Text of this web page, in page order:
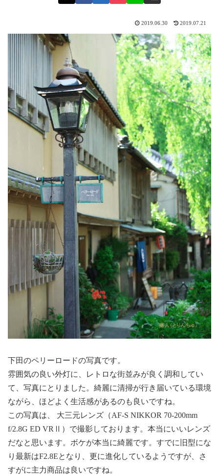
2019.06.30 2019.07.21
下田のペリーロードの写真です。
雰囲気の良い外灯に、レトロな街並みが良く調和してい
て、写真にとりました。綺麗に清掃が行き届いている環境
ながら、ほどよく生活感があるのも良いですね。
この写真は、 大三元レンズ（AF-S NIKKOR 70-200mm
f/2.8G ED VRⅡ）で撮影しております。本当にいいレンズ
だなと思います。ボケが本当に綺麗です。すでに旧型にな
り最新はF2.8Eとなり、更に進化しているようですが、さ
すがに主力商品は良いですね。